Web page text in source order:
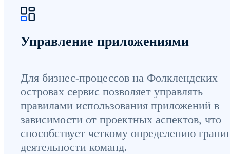
Управление приложениями
Для бизнес-процессов на Фолклендских
островах сервис позволяет управлять
правилами использования приложений в
зависимости от проектных аспектов, что
способствует четкому определению
деятельности команд.